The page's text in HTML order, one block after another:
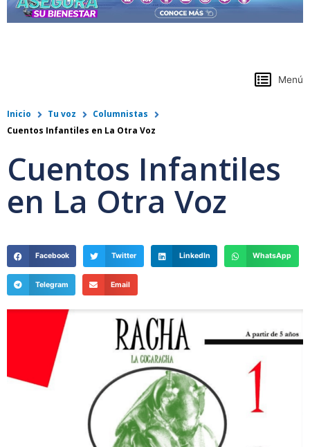
Menú
Inicio Tu voz
Columnistas
Cuentos Infantiles en La Otra Voz
Cuentos Infantiles
en La Otra Voz
Facebook Twitter LinkedIn WhatsApp
Telegram Email